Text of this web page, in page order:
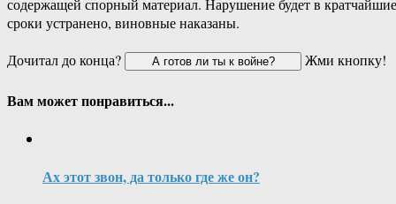
содержащей спорный материал. Нарушение будет в кратчайшие
сроки устранено, виновные наказаны.
Дочитал до конца?
Жми кнопку!
Вам может понравиться...
Ах этот звон, да только где же он?